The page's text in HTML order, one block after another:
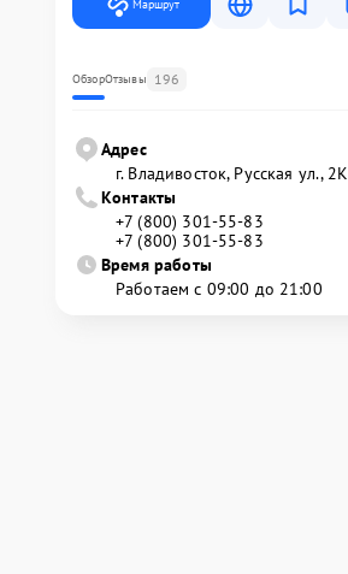
Маршрут
ОбзорОтзывы 196
Адрес
г. Владивосток, Русская ул., 2К
Контакты
+7 (800) 301-55-83
+7 (800) 301-55-83
Время работы
Работаем с 09:00 до 21:00